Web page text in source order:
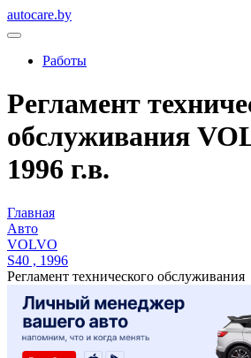
autocare.by
Работы
Регламент
обслуживания
1996 г.в.
Главная
Авто
VOLVO
S40 , 1996
Регламент технического обслуживания